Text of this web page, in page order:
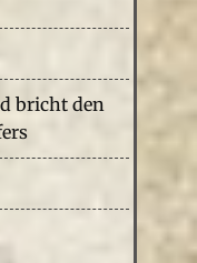
bricht den